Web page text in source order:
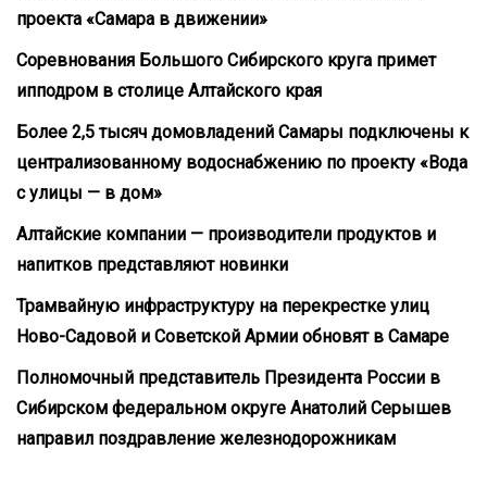
проекта «Самара в движении»
Соревнования Большого Сибирского круга примет
ипподром в столице Алтайского края
Более 2,5 тысяч домовладений Самары подключены к
централизованному водоснабжению по проекту «Вода
с улицы — в дом»
Алтайские компании — производители продуктов и
напитков представляют новинки
Трамвайную инфраструктуру на перекрестке улиц
Ново-Садовой и Советской Армии обновят в Самаре
Полномочный представитель Президента России в
Сибирском федеральном округе Анатолий Серышев
направил поздравление железнодорожникам